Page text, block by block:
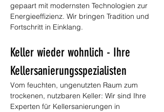
gepaart mit modernsten Technologien zur
Energieeffizienz. Wir bringen Tradition und
Fortschritt in Einklang.
Keller wieder wohnlich - Ihre
Kellersanierungsspezialisten
Vom feuchten, ungenutzten Raum zum
trockenen, nutzbaren Keller: Wir sind Ihre
Experten für Kellersanierungen in